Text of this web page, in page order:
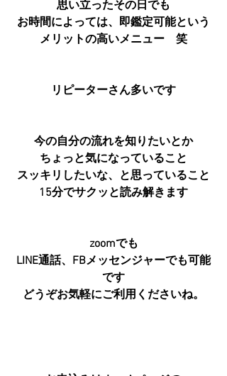
思い立ったその日でも
お時間によっては、即鑑定可能という
メリットの高いメニュー　笑
リピーターさん多いです
今の自分の流れを知りたいとか
ちょっと気になっていること
スッキリしたいな、と思っていること
15分でサクッと読み解きます
zoomでも
LINE通話、FBメッセンジャーでも可能
です
どうぞお気軽にご利用くださいね。